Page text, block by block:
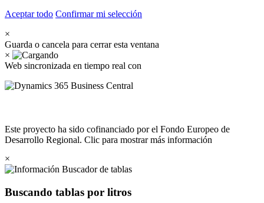
Aceptar todo Confirmar mi selección
×
Guarda o cancela para cerrar esta ventana
×
Web sincronizada en tiempo real con
Este proyecto ha sido cofinanciado por el Fondo Europeo de
Desarrollo Regional. Clic para mostrar más información
×
Buscador de tablas
Buscando tablas por litros